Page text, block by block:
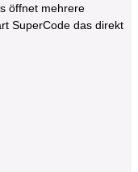
öffnet mehrere
SuperCode das direkt